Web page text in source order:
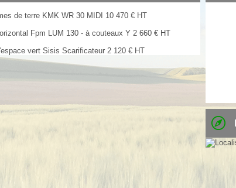
de terre KMK WR 30 MIDI 10 470 € HT
Fpm LUM 130 - à couteaux Y 2 660 € HT
vert Sisis Scarificateur 2 120 € HT